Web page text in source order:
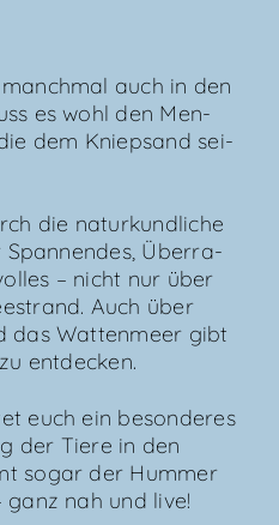
auch in den
es wohl den Men­
dem Kniep­sand sei­
die natur­kund­li­che
Über­ra­
– nicht nur über
Auch über
das Wat­ten­meer gibt
entdecken.
euch ein beson­de­res
der Tie­re in den
sogar der Hum­mer
ganz nah und live!